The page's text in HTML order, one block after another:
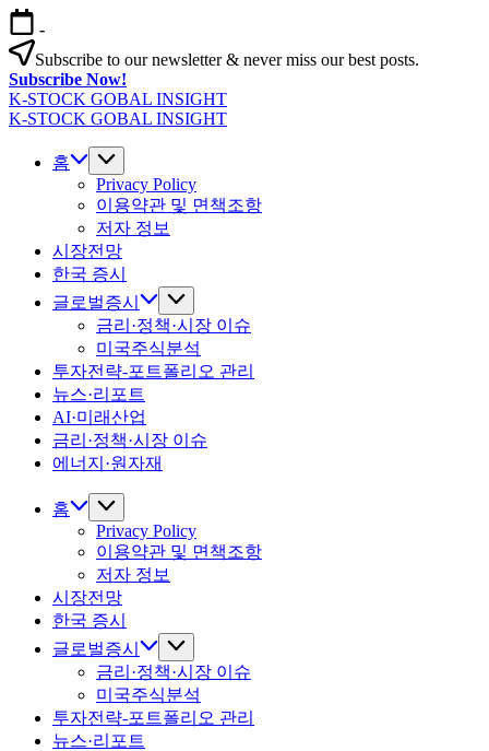
본
문
으
로
건
너
-
Subscribe to our newsletter & never miss our best posts.
Subscribe Now!
K-STOCK GOBAL INSIGHT
글
K-STOCK GOBAL INSIGHT
홈
Privacy Policy
이용약관 및 면책조항
저자 정보
시장전망
한국 증시
글로벌증시
금리·정책·시장 이슈
미국주식분석
투자전략-포트폴리오 관리
뉴스·리포트
AI·미래산업
금리·정책·시장 이슈
에너지·원자재
홈
Privacy Policy
이용약관 및 면책조항
저자 정보
시장전망
한국 증시
글로벌증시
금리·정책·시장 이슈
미국주식분석
투자전략-포트폴리오 관리
뉴스·리포트